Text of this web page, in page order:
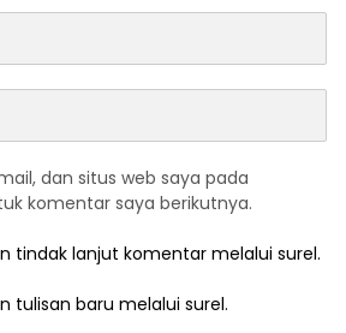
dan situs web saya pada
komentar saya berikutnya.
tindak lanjut komentar melalui surel.
tulisan baru melalui surel.